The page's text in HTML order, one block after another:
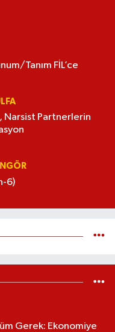
Tanım FİL’ce
Narsist Partnerlerin
6)
Gerek: Ekonomiye